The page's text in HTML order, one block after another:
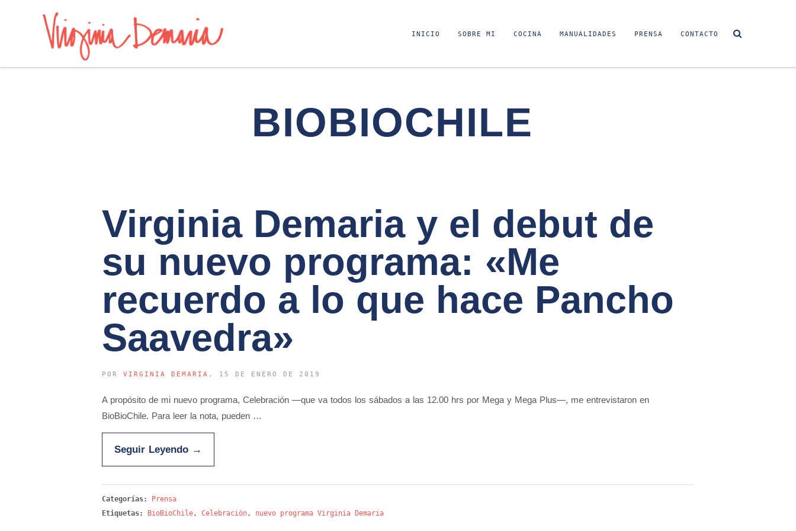
INICIO SOBRE MI COCINA MANUALIDADES PRENSA CONTACTO
BIOBIOCHILE
Virginia Demaria y el debut de
su nuevo programa: «Me
recuerdo a lo que hace Pancho
Saavedra»
POR VIRGINIA DEMARÍA , 15 DE ENERO DE 2019
A propósito de mi nuevo programa, Celebración —que va todos los sábados a las 12.00 hrs por Mega y Mega Plus—, me entrevistaron en
BioBioChile. Para leer la nota, pueden …
Seguir Leyendo →
Categorías:
Prensa
Etiquetas:
BioBioChile, Celebración, nuevo programa Virginia Demaria